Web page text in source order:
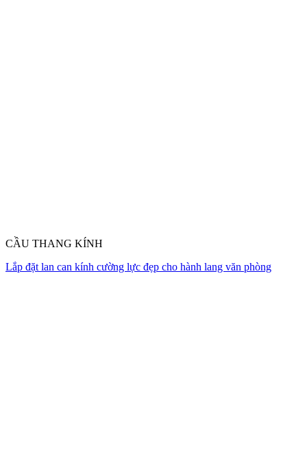
CẦU THANG KÍNH
Lắp đặt lan can kính cường lực đẹp cho hành lang văn phòng